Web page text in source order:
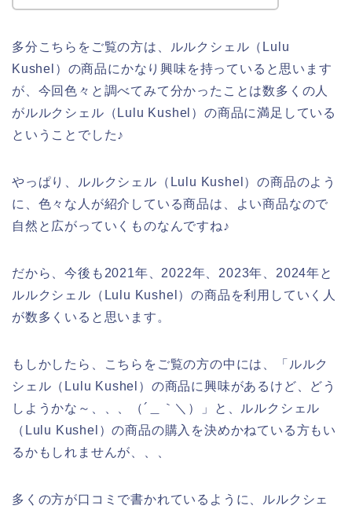
多分こちらをご覧の方は、ルルクシェル（Lulu
Kushel）の商品にかなり興味を持っていると思います
が、今回色々と調べてみて分かったことは数多くの人
がルルクシェル（Lulu Kushel）の商品に満足している
ということでした♪
やっぱり、ルルクシェル（Lulu Kushel）の商品のよう
に、色々な人が紹介している商品は、よい商品なので
自然と広がっていくものなんですね♪
だから、今後も2021年、2022年、2023年、2024年と
ルルクシェル（Lulu Kushel）の商品を利用していく人
が数多くいると思います。
もしかしたら、こちらをご覧の方の中には、「ルルク
シェル（Lulu Kushel）の商品に興味があるけど、どう
しようかな～、、、（´＿｀＼）」と、ルルクシェル
（Lulu Kushel）の商品の購入を決めかねている方もい
るかもしれませんが、、、
多くの方が口コミで書かれているように、ルルクシェ